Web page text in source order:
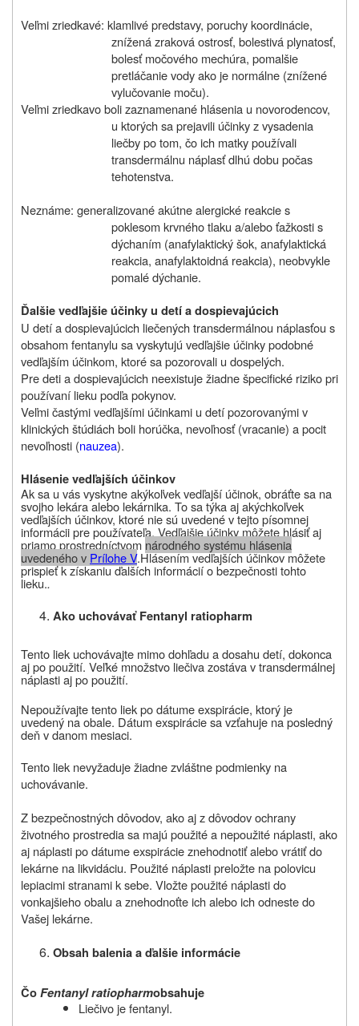
Veľmi zriedkavé: klamlivé predstavy, poruchy koordinácie,
znížená zraková ostrosť, bolestivá plynatosť,
bolesť močového mechúra, pomalšie
pretláčanie vody ako je normálne (znížené
vylučovanie moču).
Veľmi zriedkavo boli zaznamenané hlásenia u novorodencov,
u ktorých sa prejavili účinky z vysadenia
liečby po tom, čo ich matky používali
transdermálnu náplasť dlhú dobu počas
tehotenstva.
Neznáme: generalizované akútne alergické reakcie s
poklesom krvného tlaku a/alebo ťažkosti s
dýchaním (anafylaktický šok, anafylaktická
reakcia, anafylaktoidná reakcia), neobvykle
pomalé dýchanie.
Ďalšie vedľajšie účinky u detí a dospievajúcich
U detí a dospievajúcich liečených transdermálnou náplasťou s
obsahom fentanylu sa vyskytujú vedľajšie účinky podobné
vedľajším účinkom, ktoré sa pozorovali u dospelých.
Pre deti a dospievajúcich neexistuje žiadne špecifické riziko pri
používaní lieku podľa pokynov.
Veľmi častými vedľajšími účinkami u detí pozorovanými v
klinických štúdiách boli horúčka, nevoľnosť (vracanie) a pocit
nevoľnosti (nauzea).
Hlásenie vedľajších účinkov
Ak sa u vás vyskytne akýkoľvek vedľajší účinok, obráťte sa na
svojho lekára alebo lekárnika. To sa týka aj akýchkoľvek
vedľajších účinkov, ktoré nie sú uvedené v tejto písomnej
informácii pre používateľa. Vedľajšie účinky môžete hlásiť aj
priamo prostredníctvom národného systému hlásenia
uvedeného v Prílohe V.Hlásením vedľajších účinkov môžete
prispieť k získaniu ďalších informácií o bezpečnosti tohto
lieku..
Ako uchovávať Fentanyl ratiopharm
Tento liek uchovávajte mimo dohľadu a dosahu detí, dokonca
aj po použití. Veľké množstvo liečiva zostáva v transdermálnej
náplasti aj po použití.
Nepoužívajtetento liekpo dátume exspirácie, ktorý je
uvedený na obale. Dátum exspirácie sa vzťahuje na posledný
deň v danom mesiaci.
Tento liek nevyžaduje žiadne zvláštne podmienky na
uchovávanie.
Z bezpečnostných dôvodov, ako aj z dôvodov ochrany
životného prostredia sa majú použité a nepoužité náplasti, ako
aj náplasti po dátume exspirácie znehodnotiť alebo vrátiť do
lekárne na likvidáciu. Použité náplasti preložte na polovicu
lepiacimi stranami k sebe. Vložte použité náplasti do
vonkajšieho obalu a znehodnoťte ich alebo ich odneste do
Vašej lekárne.
Obsah balenia a ďalšie informácie
ČoFentanyl ratiopharmobsahuje
Liečivo je fentanyl.